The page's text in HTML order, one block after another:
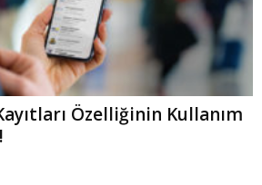
Özelliğinin Kullanım